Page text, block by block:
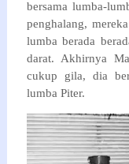
bersama lumba-
penghalang,
lumba berada
darat. Akhirnya
cukup gila, dia
lumba Piter.